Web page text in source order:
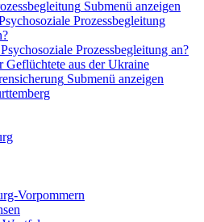
Submenü anzeigen
Prozessbegleitung
Prozessbegleitung an?
Geflüchtete aus der Ukraine
Submenü anzeigen
Vorpommern